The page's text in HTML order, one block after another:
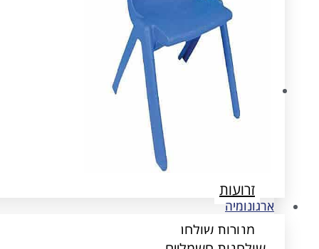
ארגונומיה
שולחנות חשמליים
זרועות
מנורות שולחן
ארגונומיה